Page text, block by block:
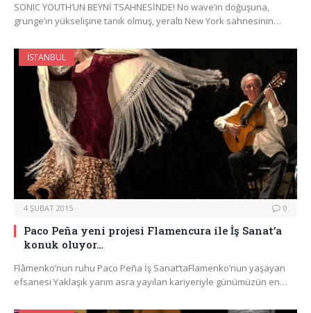
SONIC YOUTH’UN BEYNİ TSAHNESİNDE! No wave’in doğuşuna,
grunge’ın yükselişine tanık olmuş, yeraltı New York sahnesinin…
İSTANBUL
4 ŞUBAT 2015 0
Paco Peña yeni projesi Flamencura ile İş Sanat’a
konuk oluyor…
Flâmenko’nun ruhu Paco Peña İş Sanat’taFlamenko’nun yaşayan
efsanesi Yaklaşık yarım asra yayılan kariyeriyle günümüzün en…